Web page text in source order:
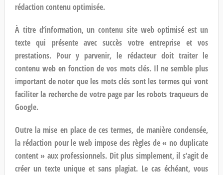
rédaction contenuoptimisée.
À titre d’information, uncontenu site weboptimisé est un
texte qui présente avec succès votre entreprise et vos
prestations. Pour y parvenir, le rédacteur doit traiter le
contenu web en fonction de vos mots clés. Il ne semble plus
important de noter que les mots clés sont les termes qui vont
faciliter la recherche de votre page par les robots traqueurs de
Google.
Outre la mise en place de ces termes, de manière condensée,
la rédaction pour le web impose des règles de « no duplicate
content » aux professionnels. Dit plus simplement, il s’agit de
créer un texte unique et sans plagiat. Le cas échéant, vous